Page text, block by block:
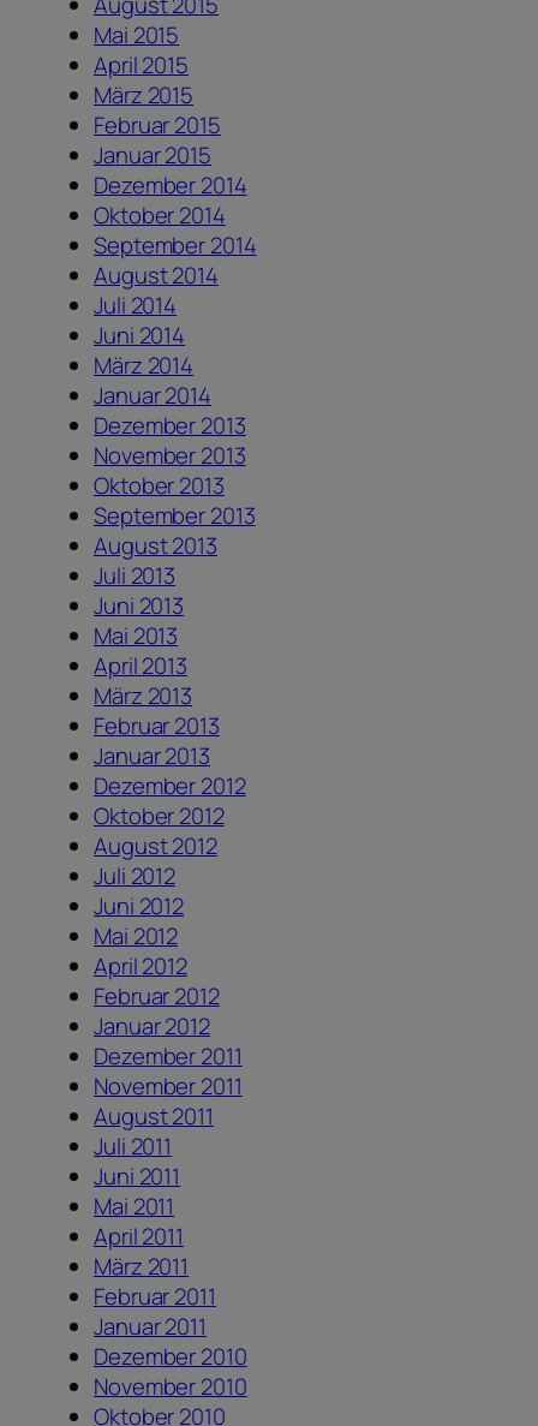
Mai 2015
April 2015
März 2015
Februar 2015
Januar 2015
Dezember 2014
Oktober 2014
September 2014
August 2014
Juli 2014
Juni 2014
März 2014
Januar 2014
Dezember 2013
November 2013
Oktober 2013
September 2013
August 2013
Juli 2013
Juni 2013
Mai 2013
April 2013
März 2013
Februar 2013
Januar 2013
Dezember 2012
Oktober 2012
August 2012
Juli 2012
Juni 2012
Mai 2012
April 2012
Februar 2012
Januar 2012
Dezember 2011
November 2011
August 2011
Juli 2011
Juni 2011
Mai 2011
April 2011
März 2011
Februar 2011
Januar 2011
Dezember 2010
November 2010
Oktober 2010